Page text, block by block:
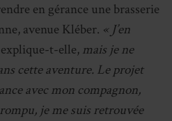
en gérance une brasserie
avenue Kléber. « J’en
explique-t-elle, mais je ne
cette aventure. Le projet
avec mon compagnon,
je me suis retrouvée